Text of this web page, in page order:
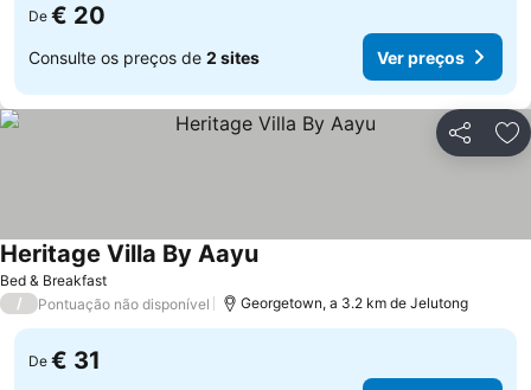
De € 20
Consulte os preços de 2 sites Ver preços
Partilhar
Bed & Breakfast
Heritage Villa By AayuVer preços
/ Pontuação não disponível Georgetown, a 3.2 km de Jelutong
De € 31